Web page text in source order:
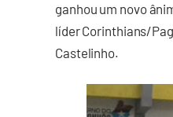
ganhou um novo
líder Corinthians/
Castelinho.